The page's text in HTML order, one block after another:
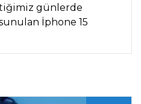
günlerde
İphone 15